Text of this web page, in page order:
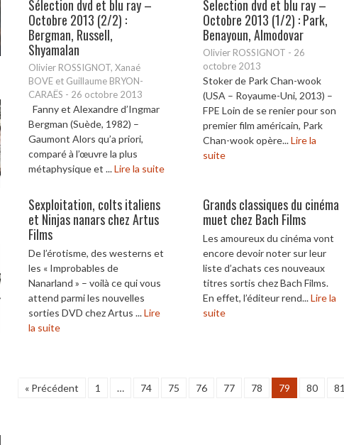
Sélection dvd et blu ray –
Octobre 2013 (2/2) :
Bergman, Russell,
Shyamalan
Olivier ROSSIGNOT, Xanaé
BOVE et Guillaume BRYON-
CARAËS - 26 octobre 2013
Fanny et Alexandre d’Ingmar
Bergman (Suède, 1982) –
Gaumont Alors qu’a priori,
comparé à l’œuvre la plus
métaphysique et ...Lire la suite
Selection dvd et blu ray –
Octobre 2013 (1/2) : Park,
Benayoun, Almodovar
Olivier ROSSIGNOT - 26
octobre 2013
Stoker de Park Chan-wook
(USA – Royaume-Uni, 2013) –
FPE Loin de se renier pour son
premier film américain, Park
Chan-wook opère...Lire la
suite
Sexploitation, colts italiens
et Ninjas nanars chez Artus
Films
De l’érotisme, des westerns et
les « Improbables de
Nanarland » – voilà ce qui vous
attend parmi les nouvelles
sorties DVD chez Artus ...Lire
la suite
Grands classiques du cinéma
muet chez Bach Films
Les amoureux du cinéma vont
encore devoir noter sur leur
liste d’achats ces nouveaux
titres sortis chez Bach Films.
En effet, l’éditeur rend...Lire la
suite
« Précédent 1 … 74 75 76 77 78 79 80 81